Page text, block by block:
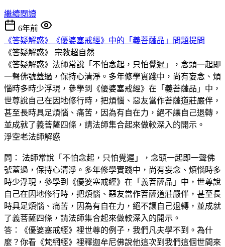
繼續閱讀
6年前
《答疑解惑》《優婆塞戒經》中的「義菩薩品」問題提問
《答疑解惑》 宗教超自然
《答疑解惑》法師常說「不怕念起，只怕覺遲」，念頭一起即
一聲佛號蓋過，保持心清淨。多年修學實踐中，尚有妄念、煩
惱時多時少浮現，參學到《優婆塞戒經》在「義菩薩品」中，
世尊說自己在因地修行時，把煩惱、惡友當作菩薩道莊嚴伴，
甚至長時具足煩惱、痛苦，因為有自在力，絕不讓自己退轉，
並成就了義菩薩四條，請法師集合起來做較深入的開示。
淨空老法師解惑
問： 法師常說「不怕念起，只怕覺遲」，念頭一起即一聲佛
號蓋過，保持心清淨。多年修學實踐中，尚有妄念、煩惱時多
時少浮現，參學到《優婆塞戒經》在「義菩薩品」中，世尊說
自己在因地修行時，把煩惱、惡友當作菩薩道莊嚴伴，甚至長
時具足煩惱、痛苦，因為有自在力，絕不讓自己退轉，並成就
了義菩薩四條，請法師集合起來做較深入的開示。
答：《優婆塞戒經》裡世尊的例子，我們凡夫學不到。為什
麼？你看《梵網經》裡釋迦牟尼佛說他這次到我們這個世間來